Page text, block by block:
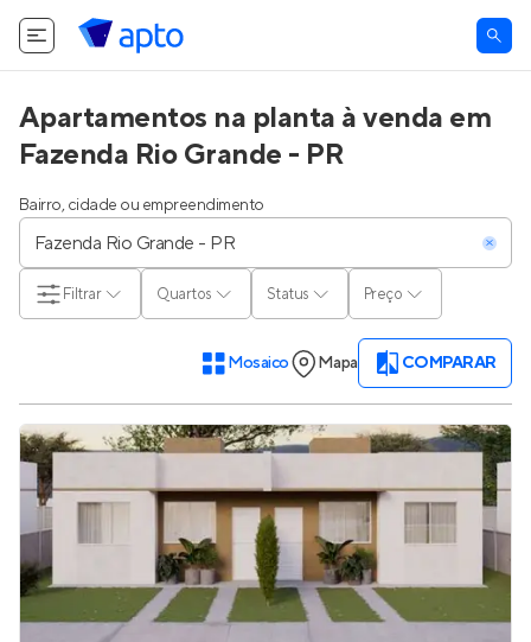
Apartamentos na planta à venda em
Fazenda Rio Grande - PR
Bairro, cidade ou empreendimento
Quartos Status Preço
Filtrar
Mosaico Mapa COMPARAR